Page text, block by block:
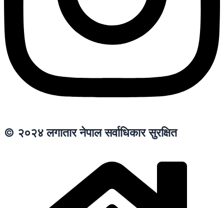
© २०२४ लगातार नेपाल सर्वाधिकार सुरक्षित